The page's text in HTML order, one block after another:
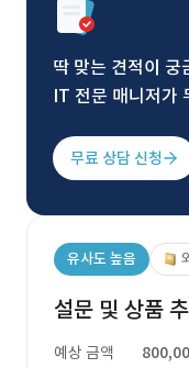
딱 맞는 견적이 궁
IT 전문 매니저가
무료 상담 신청
유사도 높음
설문 및 상품
예상 금액